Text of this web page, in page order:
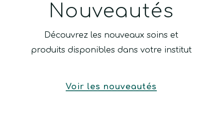
Nouveautés
Découvrez les nouveaux soins et
produits disponibles dans votre institut
Voir les nouveautés